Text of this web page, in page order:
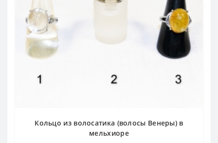
Кольцо из волосатика (волосы Венеры) в
мельхиоре